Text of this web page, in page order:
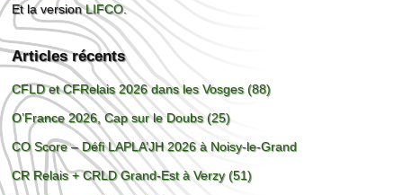
Et la versionLIFCO.
Articles récents
CFLD et CFRelais 2026 dans les Vosges (88)
O’France 2026, Cap sur le Doubs (25)
CO Score – Défi LAPLA’JH 2026 à Noisy-le-Grand
CR Relais + CRLD Grand-Est à Verzy (51)